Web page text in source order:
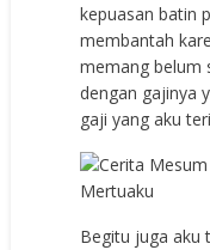
kepuasan batin
membantah
memang belum
dengan gajinya
gaji yang aku
Begitu juga aku